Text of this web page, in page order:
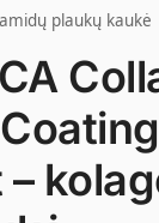
plaukų kaukė